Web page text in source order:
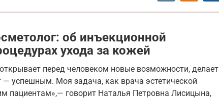
об инъекционной
ухода за кожей
перед человеком новые возможности, делает
— успешным. Моя задача, как врача эстетической
пациентам»,— говорит Наталья Петровна Лисицына,